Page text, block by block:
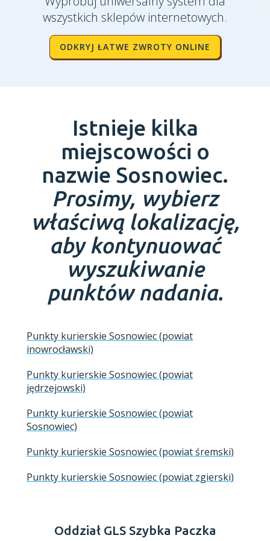
wszystkich sklepów internetowych.
ODKRYJ ŁATWE ZWROTY ONLINE
Istnieje kilka
miejscowości o
nazwie Sosnowiec.
Prosimy, wybierz
właściwą lokalizację,
aby kontynuować
wyszukiwanie
punktów nadania.
Punkty kurierskie Sosnowiec (powiat
inowrocławski)
Punkty kurierskie Sosnowiec (powiat
jędrzejowski)
Punkty kurierskie Sosnowiec (powiat
Sosnowiec)
Punkty kurierskie Sosnowiec (powiat śremski)
Punkty kurierskie Sosnowiec (powiat zgierski)
Oddział GLS Szybka Paczka